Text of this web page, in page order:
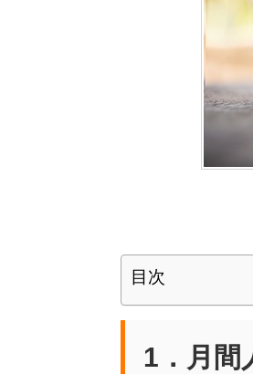
目次
1 ．月